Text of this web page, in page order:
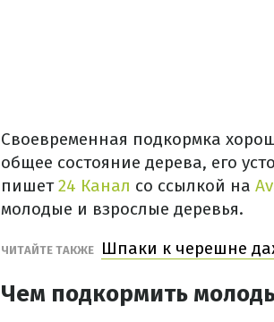
Своевременная подкормка
общее состояние дерева, его
пишет24 Канал со ссылкой на
молодые и взрослые деревья.
ЧИТАЙТЕ ТАКЖЕ Шпаки к черешне
Чем подкормить